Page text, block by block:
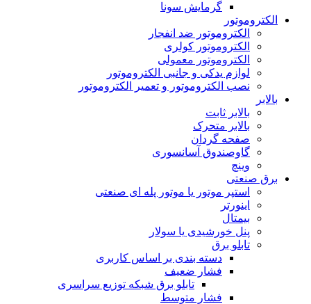
گرمایش سونا
الکتروموتور
الکتروموتور ضد انفجار
الکتروموتور کولری
الکتروموتور معمولی
لوازم یدکی و جانبی الکتروموتور
نصب الکتروموتور و تعمیر الکتروموتور
بالابر
بالابر ثابت
بالابر متحرک
صفحه گردان
گاوصندوق آسانسوری
وینچ
برق صنعتی
استپر موتور یا موتور پله ای صنعتی
اینورتر
بیمتال
پنل خورشیدی یا سولار
تابلو برق
دسته بندی بر اساس کاربری
فشار ضعیف
تابلو برق شبکه توزیع سراسری
فشار متوسط